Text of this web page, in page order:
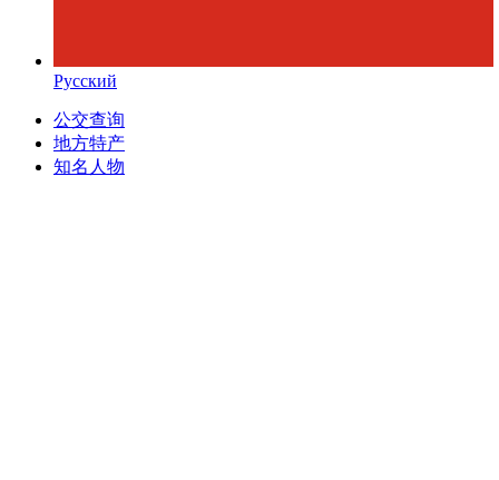
Русский
公交查询
地方特产
知名人物